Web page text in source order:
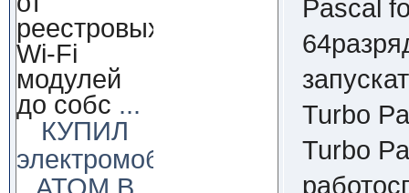
реестровых
Wi-Fi
модулей
до собс ...
КУПИЛ
электромобиль
Pascal
Turbo
Turbo